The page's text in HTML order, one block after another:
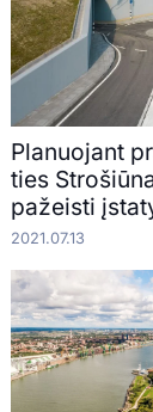
Planuojant
ties
pažeisti
2021.07.13